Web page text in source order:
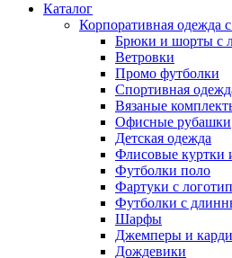
Каталог
Корпоративная одежда
Брюки и шорты с
Ветровки
Промо футболки
Спортивная
Вязаные
Офисные рубашки
Детская одежда
Флисовые куртки
Футболки поло
Фартуки с
Футболки с
Шарфы
Джемперы и
Дождевики